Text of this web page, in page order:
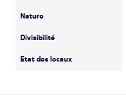
Nature
Divisibilité
Etat des locaux